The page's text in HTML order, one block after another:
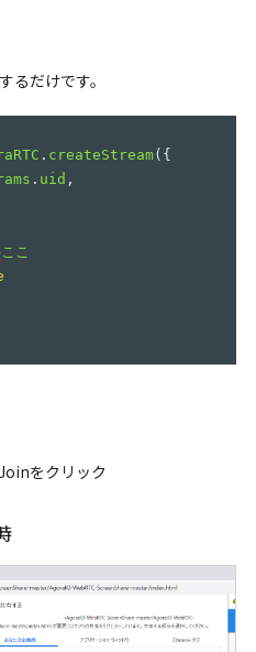
だけです。
. createStream({
. uid ,
ここ
をクリック